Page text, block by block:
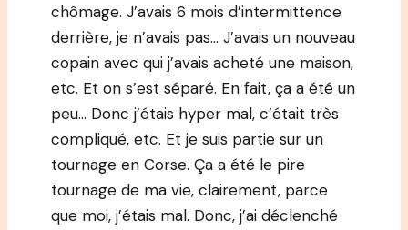
chômage. J’avais 6 mois d’intermittence
derrière, je n’avais pas… J’avais un nouveau
copain avec qui j’avais acheté une maison,
etc. Et on s’est séparé. En fait, ça a été un
peu… Donc j’étais hyper mal, c’était très
compliqué, etc. Et je suis partie sur un
tournage en Corse. Ça a été le pire
tournage de ma vie, clairement, parce
que moi, j’étais mal. Donc, j’ai déclenché